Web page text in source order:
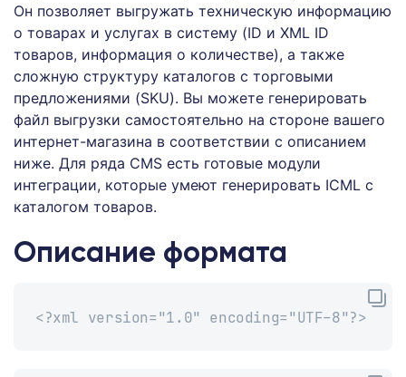
Он позволяет выгружать техническую информацию
о товарах и услугах в систему (ID и XML ID
товаров, информация о количестве), а также
сложную структуру каталогов с торговыми
предложениями (SKU). Вы можете генерировать
файл выгрузки самостоятельно на стороне вашего
интернет-магазина в соответствии с описанием
ниже. Для ряда CMS есть готовые модули
интеграции, которые умеют генерировать ICML с
каталогом товаров.
Описание формата
<?xml version="1.0" encoding="UTF-8"?>